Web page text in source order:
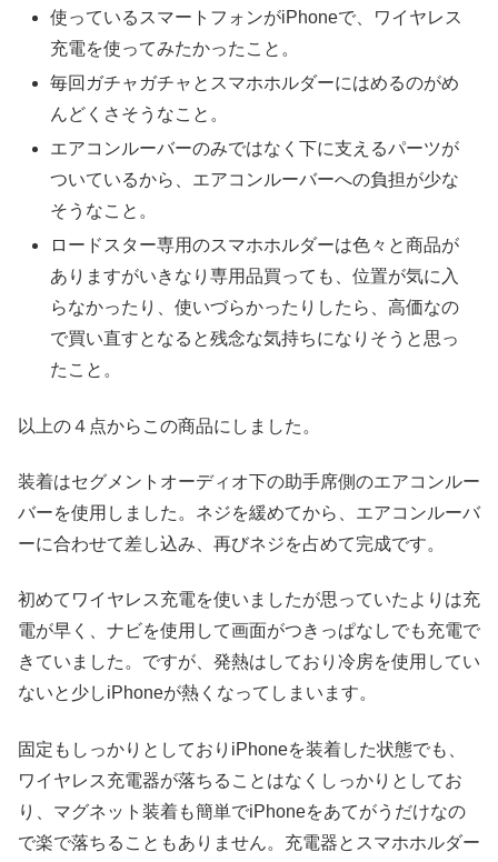
使っているスマートフォンがiPhoneで、ワイヤレス
充電を使ってみたかったこと。
毎回ガチャガチャとスマホホルダーにはめるのがめ
んどくさそうなこと。
エアコンルーバーのみではなく下に支えるパーツが
ついているから、エアコンルーバーへの負担が少な
そうなこと。
ロードスター専用のスマホホルダーは色々と商品が
ありますがいきなり専用品買っても、位置が気に入
らなかったり、使いづらかったりしたら、高価なの
で買い直すとなると残念な気持ちになりそうと思っ
たこと。
以上の４点からこの商品にしました。
装着はセグメントオーディオ下の助手席側のエアコンルー
バーを使用しました。ネジを緩めてから、エアコンルーバ
ーに合わせて差し込み、再びネジを占めて完成です。
初めてワイヤレス充電を使いましたが思っていたよりは充
電が早く、ナビを使用して画面がつきっぱなしでも充電で
きていました。ですが、発熱はしており冷房を使用してい
ないと少しiPhoneが熱くなってしまいます。
固定もしっかりとしておりiPhoneを装着した状態でも、
ワイヤレス充電器が落ちることはなくしっかりとしてお
り、マグネット装着も簡単でiPhoneをあてがうだけなの
で楽で落ちることもありません。充電器とスマホホルダー